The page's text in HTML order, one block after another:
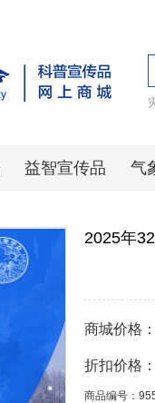
益智宣传品 气
2025年
商城价格
折扣价格
商品编号：